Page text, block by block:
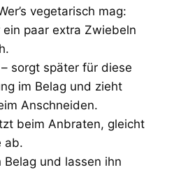
vegetarisch mag:
paar extra Zwiebeln
– sorgt später für diese
im Belag und zieht
Anschneiden.
beim Anbraten, gleicht
ab.
und lassen ihn